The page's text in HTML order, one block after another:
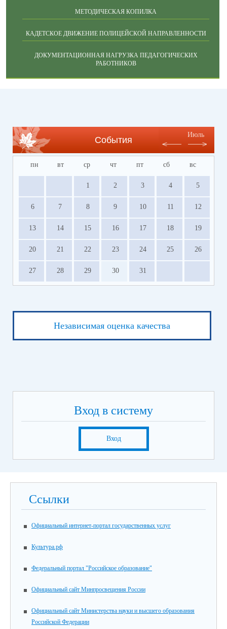
МЕТОДИЧЕСКАЯ КОПИЛКА
КАДЕТСКОЕ ДВИЖЕНИЕ ПОЛИЦЕЙСКОЙ НАПРАВЛЕННОСТИ
ДОКУМЕНТАЦИОННАЯ НАГРУЗКА ПЕДАГОГИЧЕСКИХ
РАБОТНИКОВ
События
Июль
пн вт ср чт пт сб вс
1 2 3 4 5
6 7 8 9 10 11 12
13 14 15 16 17 18 19
20 21 22 23 24 25 26
27 28 29 30 31
Независимая оценка качества
Вход в систему
Вход
Ссылки
Официальный интернет-портал государственных услуг
Культура.рф
Федеральный портал "Российское образование"
Официальный сайт Минпросвещения России
Официальный сайт Министерства науки и высшего образования
Российской Федерации